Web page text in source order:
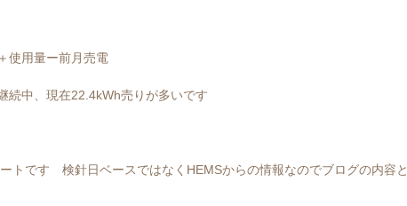
用量ー前月売電
続中、現在22.4kWh売りが多いです
トです 検針日ベースではなくHEMSからの情報なのでブログの内容と